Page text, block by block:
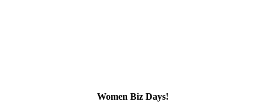
Women Biz Days!